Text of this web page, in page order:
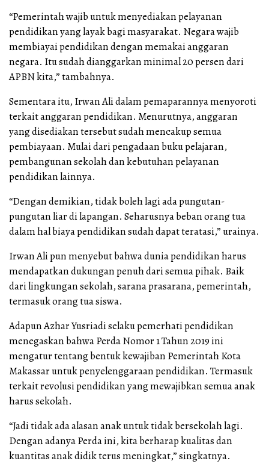
“Pemerintah wajib untuk menyediakan pelayanan
pendidikan yang layak bagi masyarakat. Negara wajib
membiayai pendidikan dengan memakai anggaran
negara. Itu sudah dianggarkan minimal 20 persen dari
APBN kita,” tambahnya.
Sementara itu, Irwan Ali dalam pemaparannya menyoroti
terkait anggaran pendidikan. Menurutnya, anggaran
yang disediakan tersebut sudah mencakup semua
pembiayaan. Mulai dari pengadaan buku pelajaran,
pembangunan sekolah dan kebutuhan pelayanan
pendidikan lainnya.
“Dengan demikian, tidak boleh lagi ada pungutan-
pungutan liar di lapangan. Seharusnya beban orang tua
dalam hal biaya pendidikan sudah dapat teratasi,” urainya.
Irwan Ali pun menyebut bahwa dunia pendidikan harus
mendapatkan dukungan penuh dari semua pihak. Baik
dari lingkungan sekolah, sarana prasarana, pemerintah,
termasuk orang tua siswa.
Adapun Azhar Yusriadi selaku pemerhati pendidikan
menegaskan bahwa Perda Nomor 1 Tahun 2019 ini
mengatur tentang bentuk kewajiban Pemerintah Kota
Makassar untuk penyelenggaraan pendidikan. Termasuk
terkait revolusi pendidikan yang mewajibkan semua anak
harus sekolah.
“Jadi tidak ada alasan anak untuk tidak bersekolah lagi.
Dengan adanya Perda ini, kita berharap kualitas dan
kuantitas anak didik terus meningkat,” singkatnya.